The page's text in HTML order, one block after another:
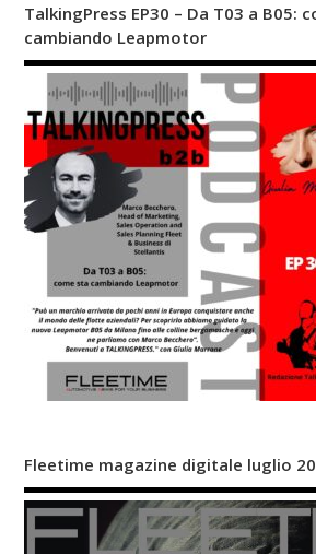
TalkingPress EP30 – Da T03 a B05:
cambiando Leapmotor
Fleetime magazine digitale luglio